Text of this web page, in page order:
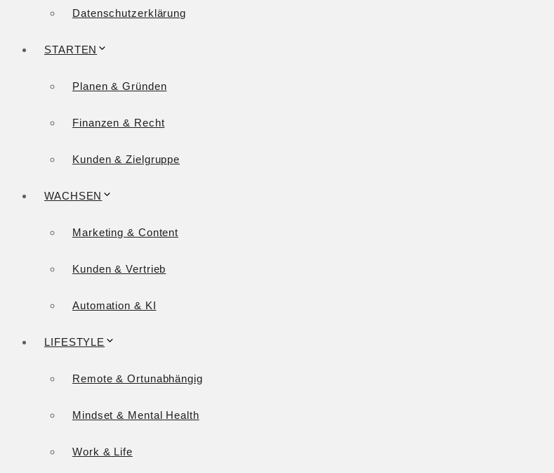
Datenschutzerklärung
STARTEN
Planen & Gründen
Finanzen & Recht
Kunden & Zielgruppe
WACHSEN
Marketing & Content
Kunden & Vertrieb
Automation & KI
LIFESTYLE
Remote & Ortunabhängig
Mindset & Mental Health
Work & Life